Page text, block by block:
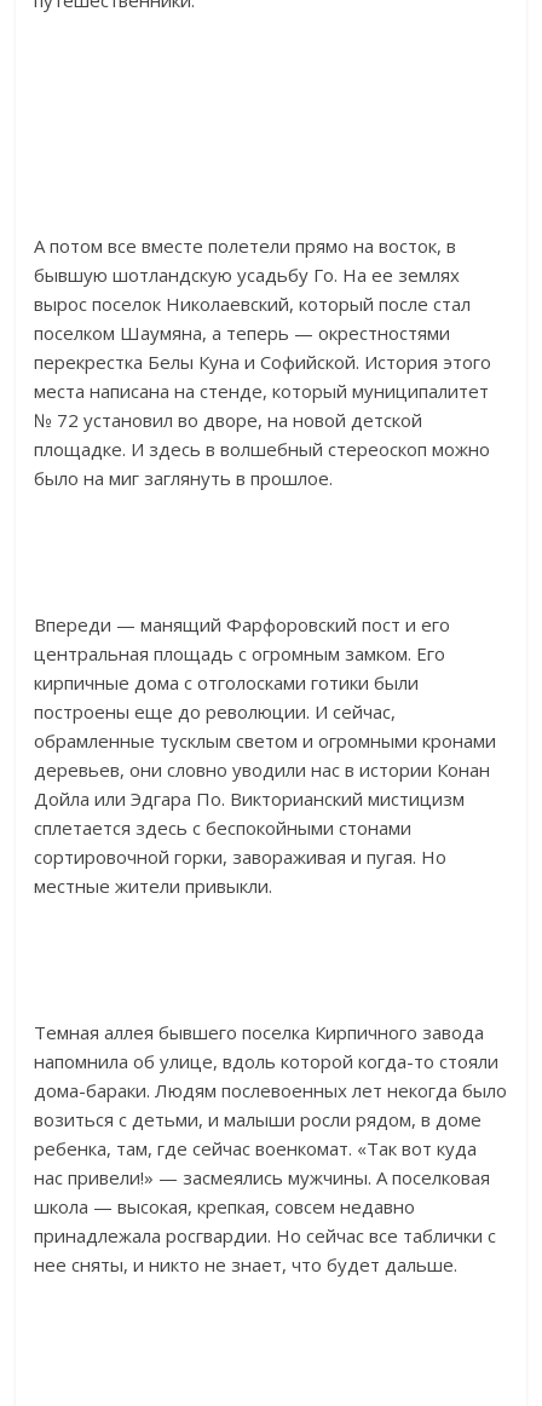
А потом все вместе полетели прямо на восток, в
бывшую шотландскую усадьбу Го. На ее землях
вырос поселок Николаевский, который после стал
поселком Шаумяна, а теперь — окрестностями
перекрестка Белы Куна и Софийской. История этого
места написана на стенде, который муниципалитет
№ 72 установил во дворе, на новой детской
площадке. И здесь в волшебный стереоскоп можно
было на миг заглянуть в прошлое.
Впереди — манящий Фарфоровский пост и его
центральная площадь с огромным замком. Его
кирпичные дома с отголосками готики были
построены еще до революции. И сейчас,
обрамленные тусклым светом и огромными кронами
деревьев, они словно уводили нас в истории Конан
Дойла или Эдгара По. Викторианский мистицизм
сплетается здесь с беспокойными стонами
сортировочной горки, завораживая и пугая. Но
местные жители привыкли.
Темная аллея бывшего поселка Кирпичного завода
напомнила об улице, вдоль которой когда-то стояли
дома-бараки. Людям послевоенных лет некогда было
возиться с детьми, и малыши росли рядом, в доме
ребенка, там, где сейчас военкомат. «Так вот куда
нас привели!» — засмеялись мужчины. А поселковая
школа — высокая, крепкая, совсем недавно
принадлежала росгвардии. Но сейчас все таблички с
нее сняты, и никто не знает, что будет дальше.